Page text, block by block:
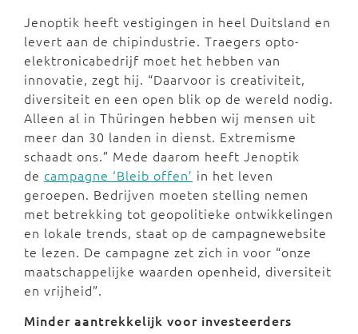
Jenoptik heeft vestigingen in heel Duitsland en
levert aan de chipindustrie. Traegers opto-
elektronicabedrijf moet het hebben van
innovatie, zegt hij. “Daarvoor is creativiteit,
diversiteit en een open blik op de wereld nodig.
Alleen al in Thüringen hebben wij mensen uit
meer dan 30 landen in dienst. Extremisme
schaadt ons.” Mede daarom heeft Jenoptik
de campagne ‘Bleib offen’ in het leven
geroepen. Bedrijven moeten stelling nemen
met betrekking tot geopolitieke ontwikkelingen
en lokale trends, staat op de campagnewebsite
te lezen. De campagne zet zich in voor “onze
maatschappelijke waarden openheid, diversiteit
en vrijheid”.
Minder aantrekkelijk voor investeerders